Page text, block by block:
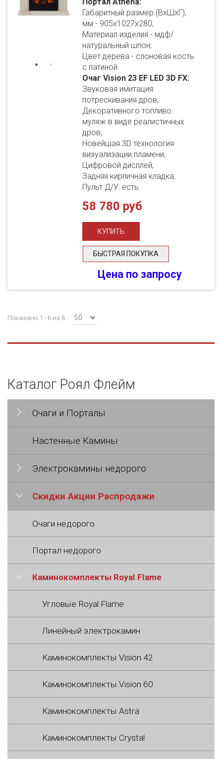
Габаритный размер (ВхШхГ),
мм - 905х1027х280;
Материал изделия - мдф/
натуральный шпон;
Цвет дерева - слоновая кость
с патиной.
Очаг Vision 23 EF LED 3D FX:
Звуковая имитация
потрескивания дров;
Декоративного топливо:
муляж в виде реалистичных
дров;
Новейшая 3D технология
визуализации пламени;
Цифровой дисплей;
Задняя кирпичная кладка;
Пульт Д/У: есть.
58 780 руб
БЫСТРАЯ ПОКУПКА
Цена по запросу
Показано 1 - 6 из 6
Каталог Роял Флейм
Очаги и Порталы
Настенные Камины
Электрокамины недорого
Скидки Акции Распродажи
Очаги недорого
Портал недорого
Каминокомплекты Royal Flame
Угловые Royal Flame
Линейный электрокамин
Каминокомплекты Vision 42
Каминокомплекты Vision 60
Каминокомплекты Astra
Каминокомплекты Crystal